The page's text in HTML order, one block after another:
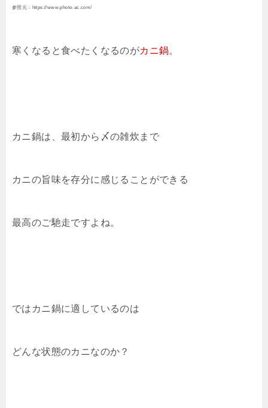
参照元：https://www.photo-ac.com/
寒くなると食べたくなるのがカニ鍋。
カニ鍋は、最初から〆の雑炊まで
カニの旨味を存分に感じることができる
最高のご馳走ですよね。
ではカニ鍋に適しているのは
どんな状態のカニなのか？